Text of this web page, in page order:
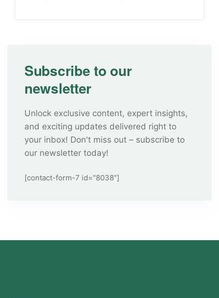
Subscribe to our
newsletter
Unlock exclusive content, expert insights,
and exciting updates delivered right to
your inbox! Don't miss out – subscribe to
our newsletter today!
[contact-form-7 id="8038"]